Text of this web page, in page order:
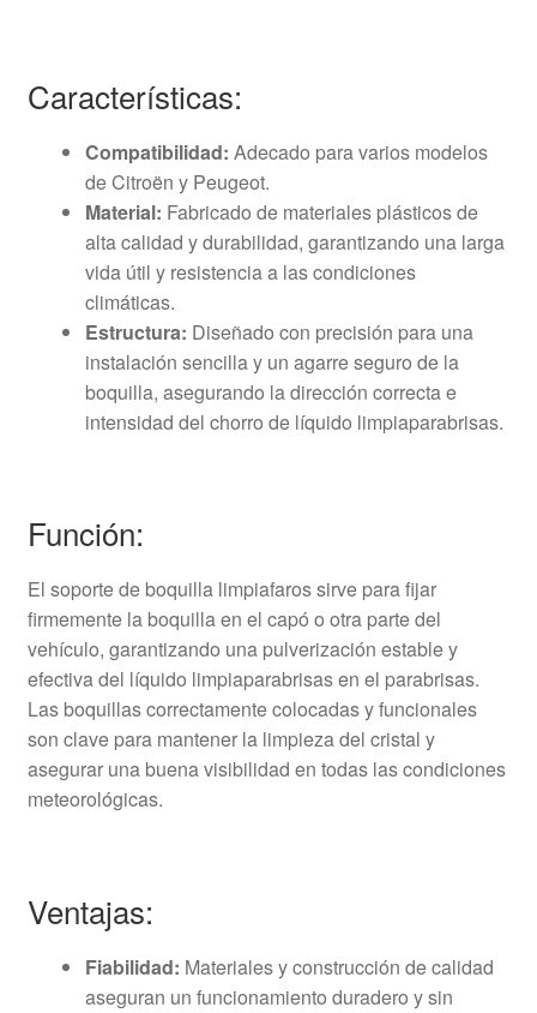
Características:
Compatibilidad: Adecado para varios modelos
de Citroën y Peugeot.
Material: Fabricado de materiales plásticos de
alta calidad y durabilidad, garantizando una larga
vida útil y resistencia a las condiciones
climáticas.
Estructura: Diseñado con precisión para una
instalación sencilla y un agarre seguro de la
boquilla, asegurando la dirección correcta e
intensidad del chorro de líquido limpiaparabrisas.
Función:
El soporte de boquilla limpiafaros sirve para fijar
firmemente la boquilla en el capó o otra parte del
vehículo, garantizando una pulverización estable y
efectiva del líquido limpiaparabrisas en el parabrisas.
Las boquillas correctamente colocadas y funcionales
son clave para mantener la limpieza del cristal y
asegurar una buena visibilidad en todas las condiciones
meteorológicas.
Ventajas:
Fiabilidad: Materiales y construcción de calidad
aseguran un funcionamiento duradero y sin